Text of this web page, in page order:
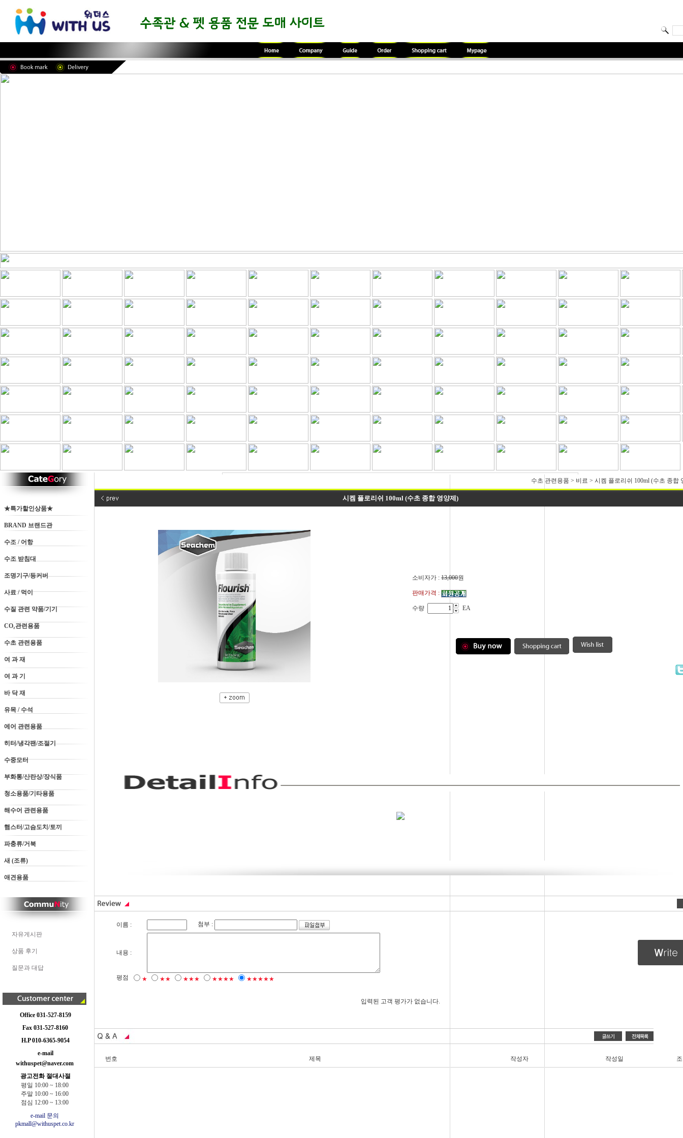
★특가할인상품★
BRAND 브랜드관
수조 / 어항
수조 받침대
조명기구/등커버
사료 / 먹이
수질 관련 약품/기기
CO₂관련용품
수초 관련용품
여 과 재
여 과 기
바 닥 재
유목 / 수석
에어 관련용품
히터/냉각팬/조절기
수중모터
부화통/산란상/장식품
청소용품/기타용품
해수어 관련용품
햄스터/고슴도치/토끼
파충류/거북
새 (조류)
애견용품
자유게시판
상품 후기
질문과 대답
Office 031-527-8159
Fax 031-527-8160
H.P 010-6365-9054
e-mail
withuspet@naver.com
광고전화 절대사절
평일 10:00 ~ 18:00
주말 10:00 ~ 16:00
점심 12:00 ~ 13:00
e-mail 문의
pkmall@withuspet.co.kr
수초 관련용품 > 비료 > 시켐 플로리쉬 100ml (수초 종합
시켐 플로리쉬 100ml (수초 종합 영양제)
소비자가 : 13,000원
판매가격 :
수량 EA
이름 : 첨부 :
내용 :
평점 ★ ★★ ★★★ ★★★★ ★★★★★
입력된 고객 평가가 없습니다.
번호 제목 작성자 작성일